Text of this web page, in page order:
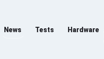
News Tests Hardware